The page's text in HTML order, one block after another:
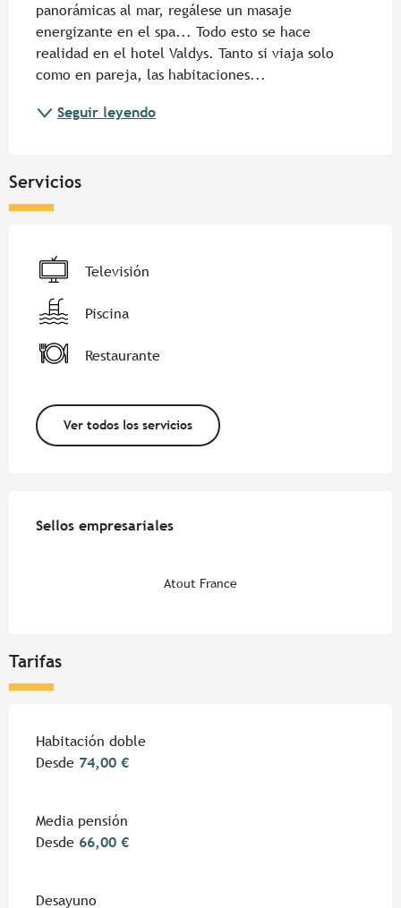
panorámicas al mar, regálese un masaje
energizante en el spa... Todo esto se hace
realidad en el hotel Valdys. Tanto si viaja solo
como en pareja, las habitaciones...
Seguir leyendo
Servicios
Televisión
Piscina
Restaurante
Ver todos los servicios
Sellos empresariales
Sellos empresariales
Atout France
Tarifas
Tarifas 2026
Habitación doble
Desde 74,00 €
Media pensión
Desde 66,00 €
Desayuno